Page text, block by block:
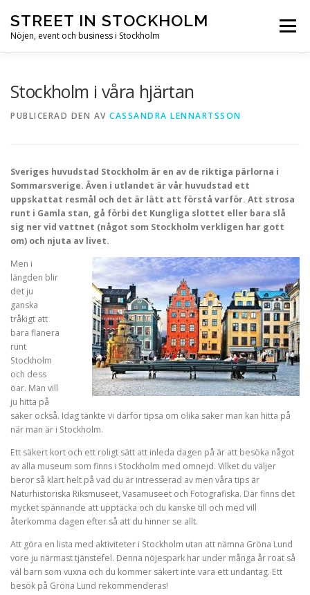
STREET IN STOCKHOLM
Nöjen, event och business i Stockholm
Meny
Stockholm i våra hjärtan
PUBLICERAD DEN AV CASSANDRA LENNARTSSON
Sveriges huvudstad Stockholm är en av de riktiga pärlorna i
Sommarsverige. Även i utlandet är vår huvudstad ett
uppskattat resmål och det är lätt att förstå varför. Att strosa
runt i Gamla stan, gå förbi det Kungliga slottet eller bara slå
sig ner vid vattnet (något som Stockholm verkligen har gott
om) och njuta av livet.
Men i
längden blir
det ju
ganska
tråkigt att
bara flanera
runt
Stockholm
och dess
öar. Man vill
ju hitta på
saker också. Idag tänkte vi därför tipsa om olika saker man kan hitta på
när man är i Stockholm.
Ett säkert kort och ett roligt sätt att inleda dagen på är att besöka något
av alla museum som finns i Stockholm med omnejd. Vilket du väljer
beror så klart helt på vad du är intresserad av men våra tips är
Naturhistoriska Riksmuseet, Vasamuseet och Fotografiska. Där finns det
mycket spännande att upptäcka och du kanske till och med vill
återkomma dagen efter så att du hinner se allt.
Att göra en lista med aktiviteter i Stockholm utan att nämna Gröna Lund
vore ju närmast tjänstefel. Denna nöjespark har under många år roat så
väl barn som vuxna och du kommer säkert inte vara ett undantag. Ett
besök på Gröna Lund rekommenderas!